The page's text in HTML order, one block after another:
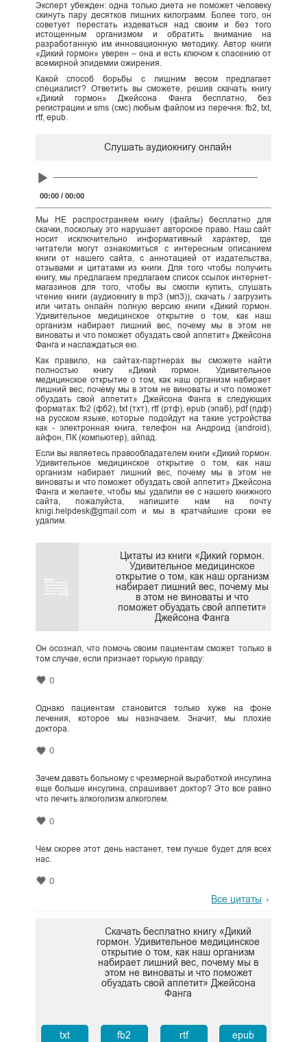
Эксперт убежден: одна только диета не поможет человеку
скинуть пару десятков лишних килограмм. Более того, он
советует перестать издеваться над своим и без того
истощенным организмом и обратить внимание на
разработанную им инновационную методику. Автор книги
«Дикий гормон» уверен – она и есть ключом к спасению от
всемирной эпидемии ожирения.
Какой способ борьбы с лишним весом предлагает
специалист? Ответить вы сможете, решив скачать книгу
«Дикий гормон» Джейсона Фанга бесплатно, без
регистрации и sms (смс) любым файлом из перечня: fb2, txt,
rtf, epub.
Слушать аудиокнигу онлайн
Audio
00:00/ 00:00
Мы НЕ распространяем книгу (файлы) бесплатно для
скачки, поскольку это нарушает авторское право. Наш сайт
носит исключительно информативный характер, где
читатели могут ознакомиться с интересным описанием
книги от нашего сайта, с аннотацией от издательства,
отзывами и цитатами из книги. Для того чтобы получить
книгу, мы предлагаем предлагаем список ссылок интернет-
магазинов для того, чтобы вы смогли купить, слушать
чтение книги (аудиокнигу в mp3 (мп3)), скачать / загрузить
или читать онлайн полную версию книги «Дикий гормон.
Удивительное медицинское открытие о том, как наш
организм набирает лишний вес, почему мы в этом не
виноваты и что поможет обуздать свой аппетит» Джейсона
Фанга и наслаждаться ею.
Как правило, на сайтах-партнерах вы сможете найти
полностью книгу «Дикий гормон. Удивительное
медицинское открытие о том, как наш организм набирает
лишний вес, почему мы в этом не виноваты и что поможет
обуздать свой аппетит» Джейсона Фанга в следующих
форматах: fb2 (фб2), txt (тхт), rtf (ртф), epub (эпаб), pdf (пдф)
на русском языке, которые подойдут на такие устройства
как - электронная книга, телефон на Андроид (android),
айфон, ПК (компьютер), айпад.
Если вы являетесь правообладателем книги «Дикий гормон.
Удивительное медицинское открытие о том, как наш
организм набирает лишний вес, почему мы в этом не
виноваты и что поможет обуздать свой аппетит» Джейсона
Фанга и желаете, чтобы мы удалили ее с нашего книжного
сайта, пожалуйста, напишите нам на почту
knigi.helpdesk@gmail.com и мы в кратчайшие сроки ее
удалим.
Цитаты из книги «Дикий гормон.
Удивительное медицинское
открытие о том, как наш организм
набирает лишний вес, почему мы
в этом не виноваты и что
поможет обуздать свой аппетит»
Джейсона Фанга
Он осознал, что помочь своим пациентам сможет только в
том случае, если признает горькую правду:
0
Однако пациентам становится только хуже на фоне
лечения, которое мы назначаем. Значит, мы плохие
доктора.
0
Зачем давать больному с чрезмерной выработкой инсулина
еще больше инсулина, спрашивает доктор? Это все равно
что лечить алкоголизм алкоголем.
0
Чем скорее этот день настанет, тем лучше будет для всех
нас.
0
Все цитаты
Скачать бесплатно книгу «Дикий
гормон. Удивительное медицинское
открытие о том, как наш организм
набирает лишний вес, почему мы в
этом не виноваты и что поможет
обуздать свой аппетит» Джейсона
Фанга
txt fb2 rtf epub